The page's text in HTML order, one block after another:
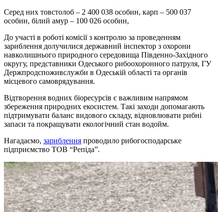
Серед них товстолоб – 2 400 038 особин, карп – 500 037
особин, білий амур – 100 026 особин,
До участі в роботі комісії з контролю за проведенням
зариблення долучилися державний інспектор з охорони
навколишнього природного середовища Південно-Західного
округу, представники Одеського рибоохоронного патруля, ГУ
Держпродспоживслужби в Одеській області та органів
місцевого самоврядування.
Відтворення водних біоресурсів є важливим напрямом
збереження природних екосистем. Такі заходи допомагають
підтримувати баланс видового складу, відновлювати рибні
запаси та покращувати екологічний стан водойм.
Нагадаємо, зариблення проводило рибогосподарське
підприємство ТОВ “Репіда”.